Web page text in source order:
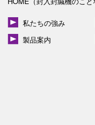
私たちの強み
製品案内